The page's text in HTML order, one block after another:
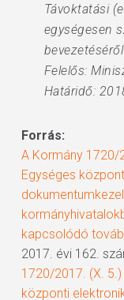
Távoktatási
egységesen
Felelős:
Határidő:
Forrás:
A Kormány 1720/
Egységes
kapcsolódó
2017. évi 162.
1720/2017. (X.
központi